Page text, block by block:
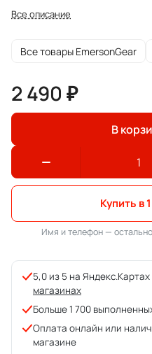
Все описание
Все товары EmersonGear
2 490 ₽
В
Купить в
Имя и телефон —
5,0 из 5 на
магазинах
Больше 1 700
Оплата онлайн или
магазине